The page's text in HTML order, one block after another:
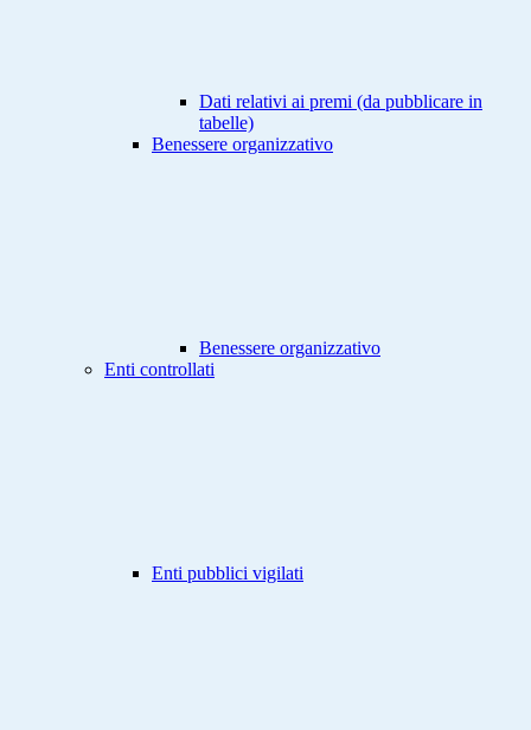
Dati relativi ai premi (da pubblicare in
tabelle)
Benessere organizzativo
Benessere organizzativo
Enti controllati
Enti pubblici vigilati